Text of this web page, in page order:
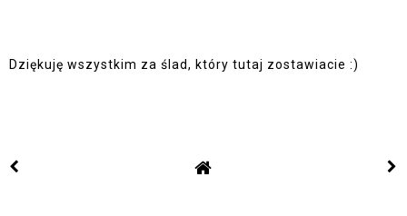
Dziękuję wszystkim za ślad, który tutaj zostawiacie :)